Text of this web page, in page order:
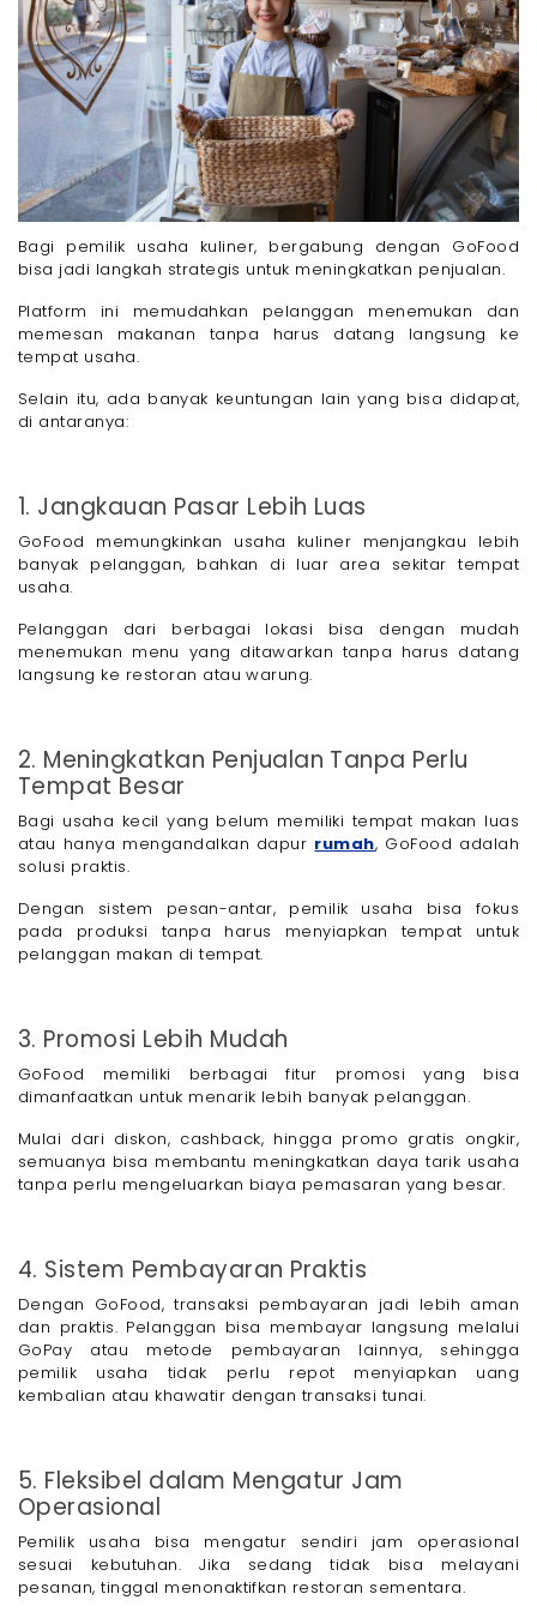
Bagi pemilik usaha kuliner, bergabung dengan GoFood
bisa jadi langkah strategis untuk meningkatkan penjualan.
Platform ini memudahkan pelanggan menemukan dan
memesan makanan tanpa harus datang langsung ke
tempat usaha.
Selain itu, ada banyak keuntungan lain yang bisa didapat,
di antaranya:
1. Jangkauan Pasar Lebih Luas
GoFood memungkinkan usaha kuliner menjangkau lebih
banyak pelanggan, bahkan di luar area sekitar tempat
usaha.
Pelanggan dari berbagai lokasi bisa dengan mudah
menemukan menu yang ditawarkan tanpa harus datang
langsung ke restoran atau warung.
2. Meningkatkan Penjualan Tanpa Perlu
Tempat Besar
Bagi usaha kecil yang belum memiliki tempat makan luas
atau hanya mengandalkan dapur rumah, GoFood adalah
solusi praktis.
Dengan sistem pesan-antar, pemilik usaha bisa fokus
pada produksi tanpa harus menyiapkan tempat untuk
pelanggan makan di tempat.
3. Promosi Lebih Mudah
GoFood memiliki berbagai fitur promosi yang bisa
dimanfaatkan untuk menarik lebih banyak pelanggan.
Mulai dari diskon, cashback, hingga promo gratis ongkir,
semuanya bisa membantu meningkatkan daya tarik usaha
tanpa perlu mengeluarkan biaya pemasaran yang besar.
4. Sistem Pembayaran Praktis
Dengan GoFood, transaksi pembayaran jadi lebih aman
dan praktis. Pelanggan bisa membayar langsung melalui
GoPay atau metode pembayaran lainnya, sehingga
pemilik usaha tidak perlu repot menyiapkan uang
kembalian atau khawatir dengan transaksi tunai.
5. Fleksibel dalam Mengatur Jam
Operasional
Pemilik usaha bisa mengatur sendiri jam operasional
sesuai kebutuhan. Jika sedang tidak bisa melayani
pesanan, tinggal menonaktifkan restoran sementara.